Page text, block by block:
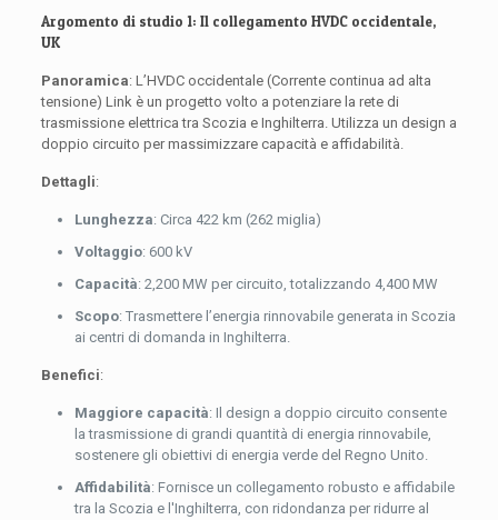
Argomento di studio 1: Il collegamento HVDC occidentale,
UK
Panoramica: L’HVDC occidentale (Corrente continua ad alta
tensione) Link è un progetto volto a potenziare la rete di
trasmissione elettrica tra Scozia e Inghilterra. Utilizza un design a
doppio circuito per massimizzare capacità e affidabilità.
Dettagli:
Lunghezza: Circa 422 km (262 miglia)
Voltaggio: 600 kV
Capacità: 2,200 MW per circuito, totalizzando 4,400 MW
Scopo: Trasmettere l’energia rinnovabile generata in Scozia
ai centri di domanda in Inghilterra.
Benefici:
Maggiore capacità: Il design a doppio circuito consente
la trasmissione di grandi quantità di energia rinnovabile,
sostenere gli obiettivi di energia verde del Regno Unito.
Affidabilità: Fornisce un collegamento robusto e affidabile
tra la Scozia e l'Inghilterra, con ridondanza per ridurre al